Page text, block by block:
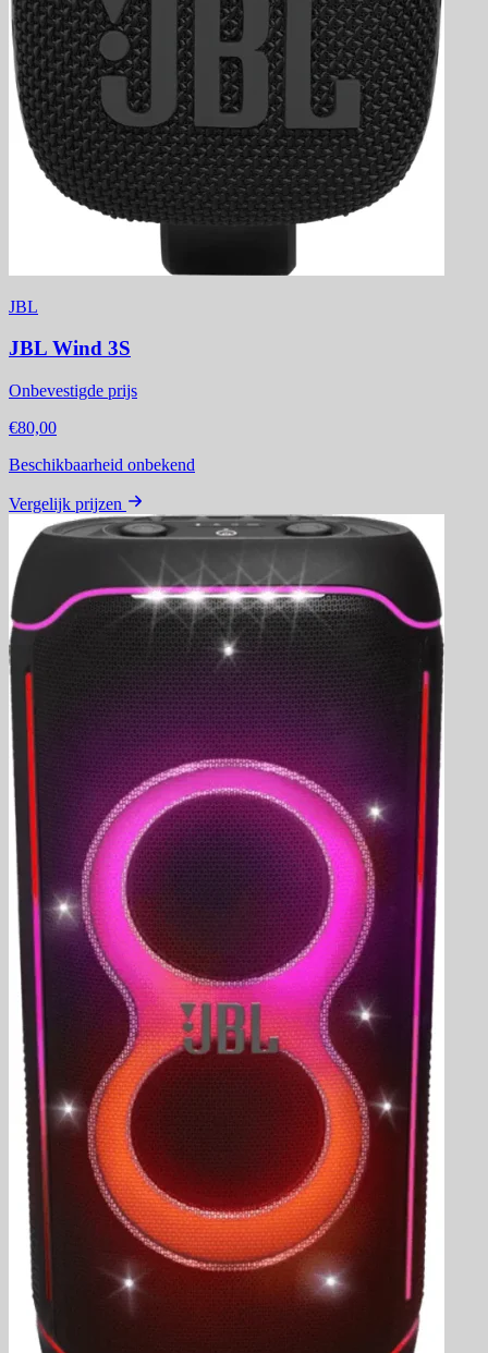
JBL
JBL Wind 3S
Onbevestigde prijs
€80,00
Beschikbaarheid onbekend
Vergelijk prijzen